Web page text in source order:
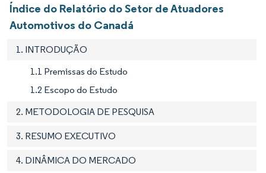
Índice do Relatório do Setor de Atuadores
Automotivos do Canadá
1. INTRODUÇÃO
1.1 Premissas do Estudo
1.2 Escopo do Estudo
2. METODOLOGIA DE PESQUISA
3. RESUMO EXECUTIVO
4. DINÂMICA DO MERCADO